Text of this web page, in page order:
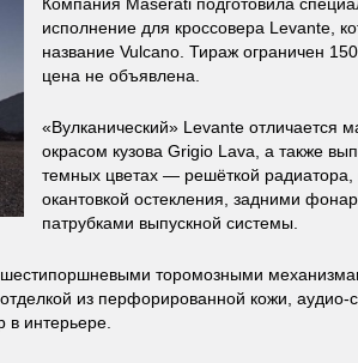
исполнение для кроссовера Levante,
название Vulcano. Тираж ограничен
цена не объявлена.
«Вулканический» Levante отличается
окрасом кузова Grigio Lava, а также
темных цветах — решёткой радиатора,
окантовкой остекления, задними
патрубками выпускной системы.
торомозными
из перфорированной кожи, аудио-
в интерьере.